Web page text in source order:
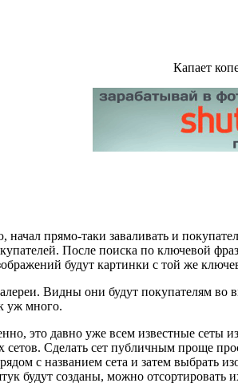
Капает
начал прямо-таки заваливать и
После поиска по ключевой
будут картинки с той же
Видны они будут покупателям во
уж много.
это давно уже всем известные
Сделать сет публичным проще
с названием сета и затем выбрать
будут созданы, можно